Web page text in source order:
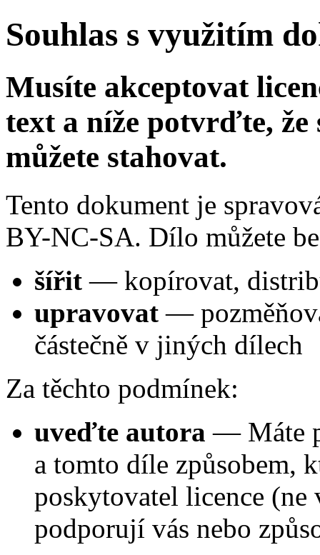
Souhlas s využitím
Musíte akceptovat
text a níže potvrďte, že
můžete stahovat.
Tento dokument je
BY-NC-SA. Dílo můžete
šířit — kopírovat,
upravovat —
částečně v jiných dílech
Za těchto podmínek:
uveďte autora — Máte
a tomto díle způsobem,
poskytovatel licence
podporují vás nebo